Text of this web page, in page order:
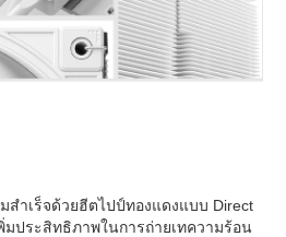
สำเร็จด้วยฮีตไปป์ทองแดงแบบ Direct
มประสิทธิภาพในการถ่ายเทความร้อน